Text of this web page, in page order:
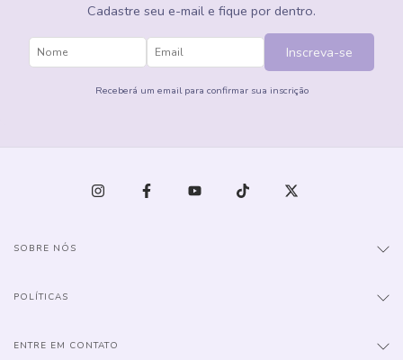
Cadastre seu e-mail e fique por dentro.
Inscreva-se
Receberá um email para confirmar sua inscrição
SOBRE NÓS
POLÍTICAS
ENTRE EM CONTATO